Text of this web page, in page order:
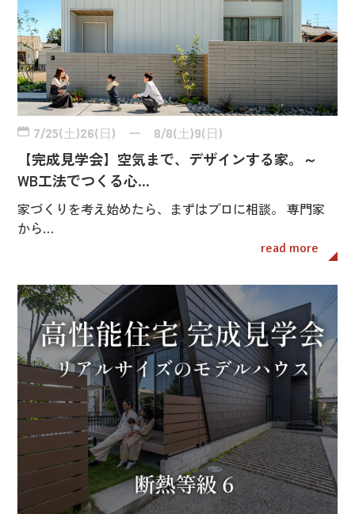
7/25(土)26(日) ー 8/8(土)9(日)
【完成見学会】空気まで、デザインする家。～
WB工法でつくる心…
家づくりを考え始めたら、まずはプロに相談。 専門家
から…
read more